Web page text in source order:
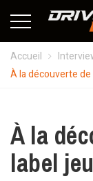
Accueil
À la découverte
À la
label